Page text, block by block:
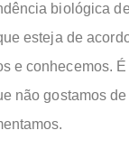
biológica
esteja de
e conhecemos.
não gostamos